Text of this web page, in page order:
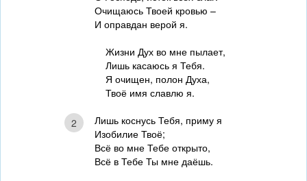
Очищаюсь Твоей кровью –
И оправдан верой я.
Жизни Дух во мне пылает,
Лишь касаюсь я Тебя.
Я очищен, полон Духа,
Твоё имя славлю я.
2
Лишь коснусь Тебя, приму я
Изобилие Твоё;
Всё во мне Тебе открыто,
Всё в Тебе Ты мне даёшь.